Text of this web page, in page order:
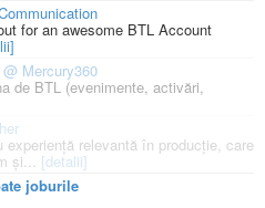
for an awesome BTL Account
Mercury360
de BTL (evenimente, activări,
relevantă în producție, care
și... [detalii]
joburile